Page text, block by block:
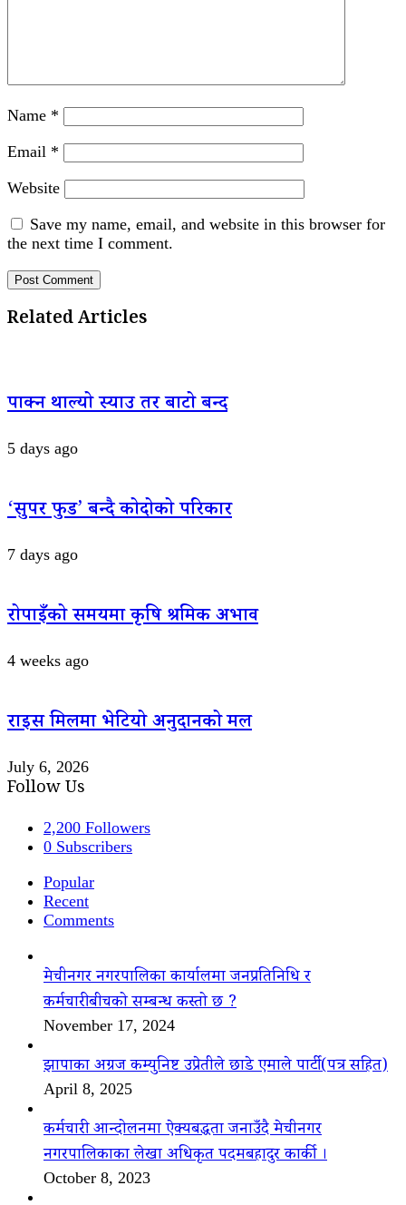
Name *
Email *
Website
Save my name, email, and website in this browser for
the next time I comment.
Related Articles
पाक्न थाल्यो स्याउ तर बाटो बन्द
5 days ago
‘सुपर फुड’ बन्दै कोदोको परिकार
7 days ago
रोपाइँको समयमा कृषि श्रमिक अभाव
4 weeks ago
राइस मिलमा भेटियो अनुदानको मल
July 6, 2026
Follow Us
2,200 Followers
0 Subscribers
Popular
Recent
Comments
मेचीनगर नगरपालिका कार्यालमा जनप्रतिनिधि र
कर्मचारीबीचको सम्बन्ध कस्तो छ ?
November 17, 2024
झापाका अग्रज कम्युनिष्ट उप्रेतीले छाडे एमाले पार्टी(पत्र सहित)
April 8, 2025
कर्मचारी आन्दोलनमा ऐक्यबद्धता जनाउँदै मेचीनगर
नगरपालिकाका लेखा अधिकृत पदमबहादुर कार्की ।
October 8, 2023